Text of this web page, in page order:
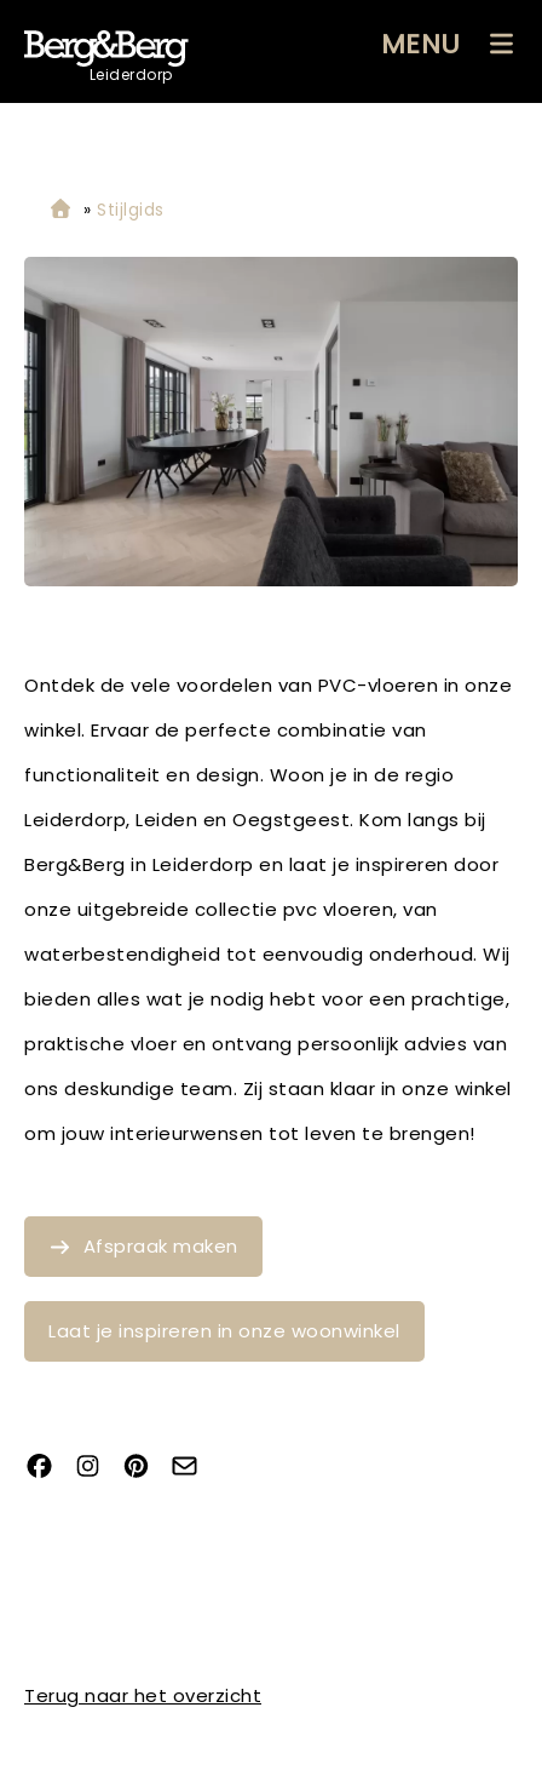
Leiderdorp
MENU
» Stijlgids
Ontdek de vele voordelen van PVC-vloeren in onze
winkel. Ervaar de perfecte combinatie van
functionaliteit en design. Woon je in de regio
Leiderdorp, Leiden en Oegstgeest. Kom langs bij
Berg&Berg in Leiderdorp en laat je inspireren door
onze uitgebreide collectie pvc vloeren, van
waterbestendigheid tot eenvoudig onderhoud. Wij
bieden alles wat je nodig hebt voor een prachtige,
praktische vloer en ontvang persoonlijk advies van
ons deskundige team. Zij staan klaar in onze winkel
om jouw interieurwensen tot leven te brengen!
Afspraak maken
Laat je inspireren in onze woonwinkel
Terug naar het overzicht